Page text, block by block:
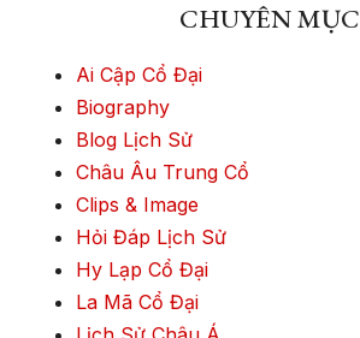
CHUYÊN MỤC
Ai Cập Cổ Đại
Biography
Blog Lịch Sử
Châu Âu Trung Cổ
Clips & Image
Hỏi Đáp Lịch Sử
Hy Lạp Cổ Đại
La Mã Cổ Đại